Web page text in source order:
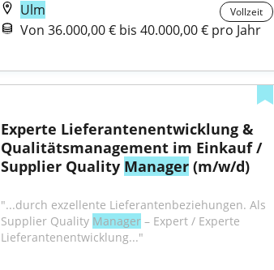
Ulm
Vollzeit
Von 36.000,00 € bis 40.000,00 € pro Jahr
Experte Lieferantenentwicklung &
Qualitätsmanagement im Einkauf /
Supplier Quality Manager (m/w/d)
"...durch exzellente Lieferantenbeziehungen. Als
Supplier Quality Manager – Expert / Experte
Lieferantenentwicklung..."